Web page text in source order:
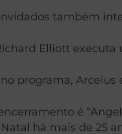
também
Elliott executa
programa,
é
há mais de 25